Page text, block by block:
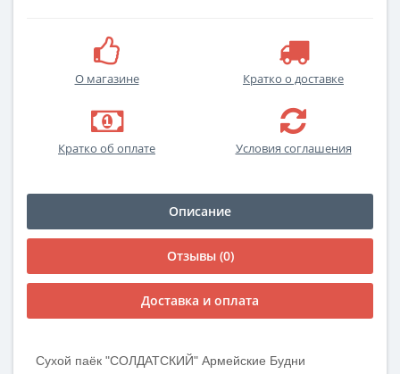
О магазине Кратко о доставке
Кратко об оплате Условия соглашения
Описание
Отзывы (0)
Доставка и оплата
Сухой паёк "СОЛДАТСКИЙ" Армейские Будни